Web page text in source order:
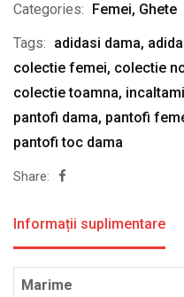
Categories:
Femei, Ghete
Tags: adidasi dama,
colectie femei, colectie
colectie toamna,
pantofi dama, pantofi
pantofi toc dama
Share:
Informații suplimentare
Marime